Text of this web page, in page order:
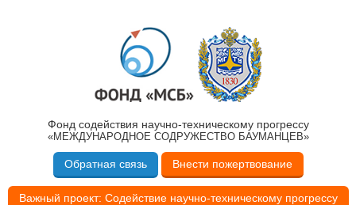
Фонд содействия научно-техническому прогрессу
«МЕЖДУНАРОДНОЕ СОДРУЖЕСТВО БАУМАНЦЕВ»
Обратная связь Внести пожертвование
Важный проект: Содействие научно-техническому прогрессу